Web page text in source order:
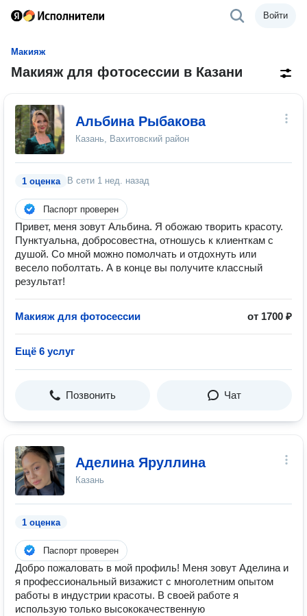
Войти
Макияж
Макияж для фотосессии в Казани
Альбина Рыбакова
Казань, Вахитовский район
1 оценка В сети 1 нед. назад
Паспорт проверен
Привет, меня зовут Альбина. Я обожаю творить красоту.
Пунктуальна, добросовестна, отношусь к клиенткам с
душой. Со мной можно помолчать и отдохнуть или
весело поболтать. А в конце вы получите классный
результат!
Макияж для фотосессии от 1700 ₽
Ещё 6 услуг
Позвонить Чат
Аделина Яруллина
Казань
1 оценка
Паспорт проверен
Добро пожаловать в мой профиль! Меня зовут Аделина и
я профессиональный визажист с многолетним опытом
работы в индустрии красоты. В своей работе я
использую только высококачественную